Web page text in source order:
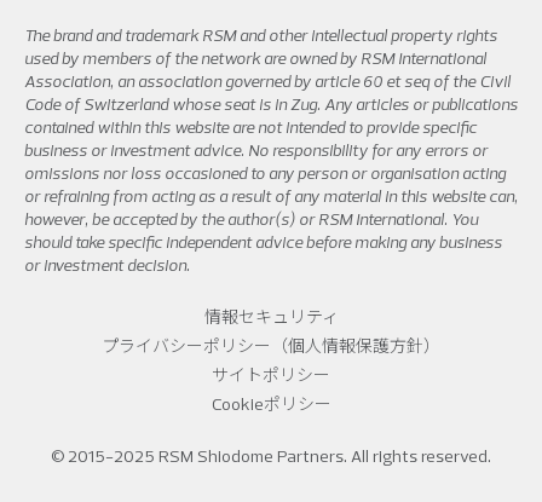
The brand and trademark RSM and other intellectual property rights
used by members of the network are owned by RSM International
Association, an association governed by article 60 et seq of the Civil
Code of Switzerland whose seat is in Zug. Any articles or publications
contained within this website are not intended to provide specific
business or investment advice. No responsibility for any errors or
omissions nor loss occasioned to any person or organisation acting
or refraining from acting as a result of any material in this website can,
however, be accepted by the author(s) or RSM International. You
should take specific independent advice before making any business
or investment decision.
情報セキュリティ
プライバシーポリシー（個人情報保護方針）
サイトポリシー
Cookieポリシー
© 2015-2025 RSM Shiodome Partners. All rights reserved.